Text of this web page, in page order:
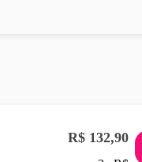
R$ 132,90